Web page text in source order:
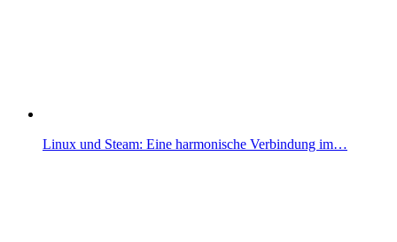
Linux und Steam: Eine harmonische Verbindung im…